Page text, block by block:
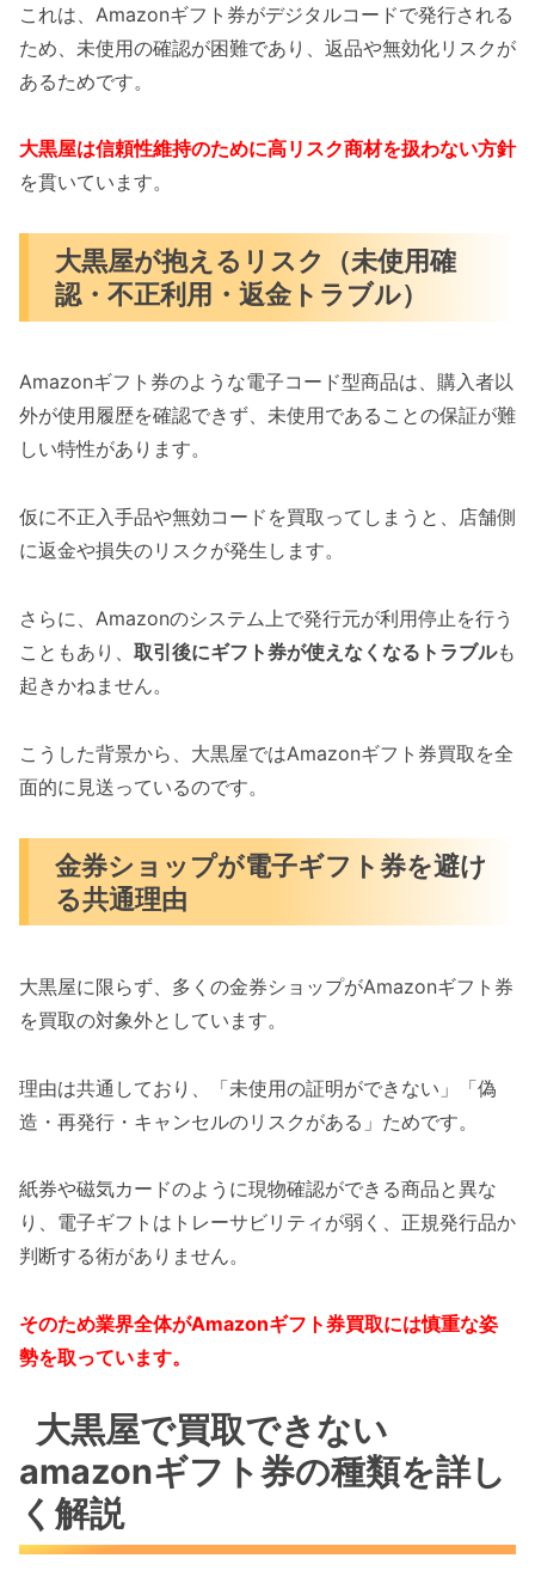
これは、Amazonギフト券がデジタルコードで発行される
ため、未使用の確認が困難であり、返品や無効化リスクが
あるためです。
大黒屋は信頼性維持のために高リスク商材を扱わない方針
を貫いています。
大黒屋が抱えるリスク（未使用確
認・不正利用・返金トラブル）
Amazonギフト券のような電子コード型商品は、購入者以
外が使用履歴を確認できず、未使用であることの保証が難
しい特性があります。
仮に不正入手品や無効コードを買取ってしまうと、店舗側
に返金や損失のリスクが発生します。
さらに、Amazonのシステム上で発行元が利用停止を行う
こともあり、 取引後にギフト券が使えなくなるトラブルも
起きかねません。
こうした背景から、大黒屋ではAmazonギフト券買取を全
面的に見送っているのです。
金券ショップが電子ギフト券を避け
る共通理由
大黒屋に限らず、多くの金券ショップがAmazonギフト券
を買取の対象外としています。
理由は共通しており、「未使用の証明ができない」「偽
造・再発行・キャンセルのリスクがある」ためです。
紙券や磁気カードのように現物確認ができる商品と異な
り、電子ギフトはトレーサビリティが弱く、正規発行品か
判断する術がありません。
そのため業界全体がAmazonギフト券買取には慎重な姿
勢を取っています。
大黒屋で買取できない
amazonギフト券の種類を詳し
く解説